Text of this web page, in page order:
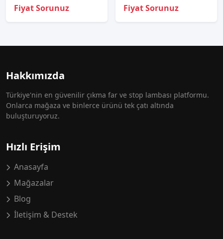
Fiyat Sorunuz Fiyat Sorunuz
Hakkımızda
Türkiye'nin en güvenilir çıkma far ve stop lambası platformu.
Onlarca mağaza ve binlerce ürünü tek çatı altında
buluşturuyoruz.
Hızlı Erişim
Anasayfa
Mağazalar
Blog
İletişim & Destek